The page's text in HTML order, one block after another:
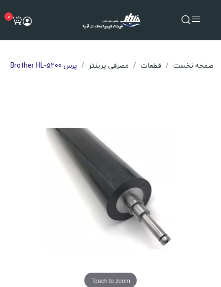
0
صفحه نخست قطعات مصرفی پرینتر پرس Brother HL-5200
Touch to zoom